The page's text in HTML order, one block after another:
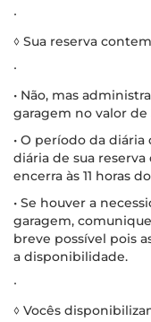
∙
◊ Sua reserva
∙
• Não, mas
garagem no valor
• O período da
diária de sua reserva
encerra às 11 horas
• Se houver a
garagem,
breve possível pois
a disponibilidade.
∙
◊ Vocês